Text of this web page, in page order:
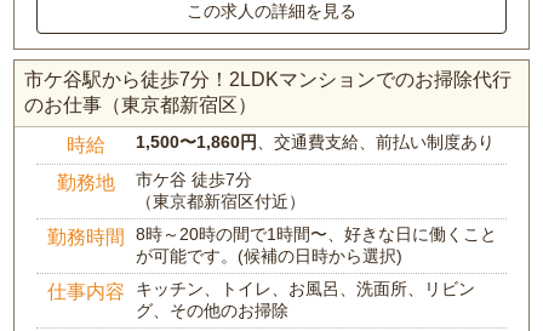
この求人の詳細を見る
市ケ谷駅から徒歩7分！2LDKマンションでのお掃除代行
のお仕事（東京都新宿区）
時給 1,500〜1,860円、交通費支給、前払い制度あり
勤務地
市ケ谷 徒歩7分
（東京都新宿区付近）
勤務時間
8時～20時の間で1時間〜、好きな日に働くこと
が可能です。(候補の日時から選択)
仕事内容
キッチン、トイレ、お風呂、洗面所、リビン
グ、その他のお掃除